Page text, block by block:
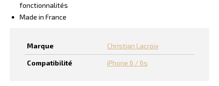
fonctionnalités
Made in France
Marque Christian Lacroix
Compatibilité iPhone 6 / 6s